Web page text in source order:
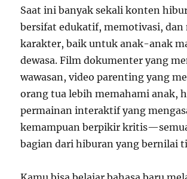
Saat ini banyak sekali konten
bersifat edukatif, memotivasi, dan
karakter, baik untuk anak-anak
dewasa. Film dokumenter yang
wawasan, video parenting yang
orang tua lebih memahami anak,
permainan interaktif yang
kemampuan berpikir
bagian dari hiburan yang bernilai